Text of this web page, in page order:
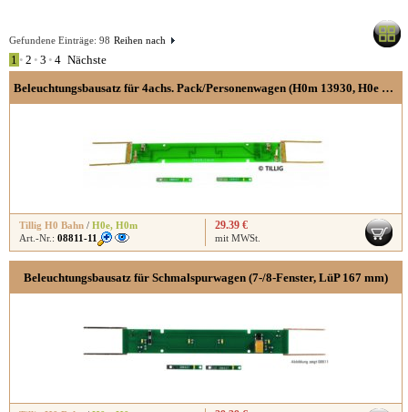
Reihen nach
Gefundene Einträge: 98
1 • 2 • 3 • 4 Nächste
Beleuchtungsbausatz für 4achs. Pack/Personenwagen (H0m 13930, H0e 03930)
Tillig H0 Bahn / H0e, H0m
Art.-Nr.: 08811-11
29.39 €
mit MWSt.
Beleuchtungsbausatz für Schmalspurwagen (7-/8-Fenster, LüP 167 mm)